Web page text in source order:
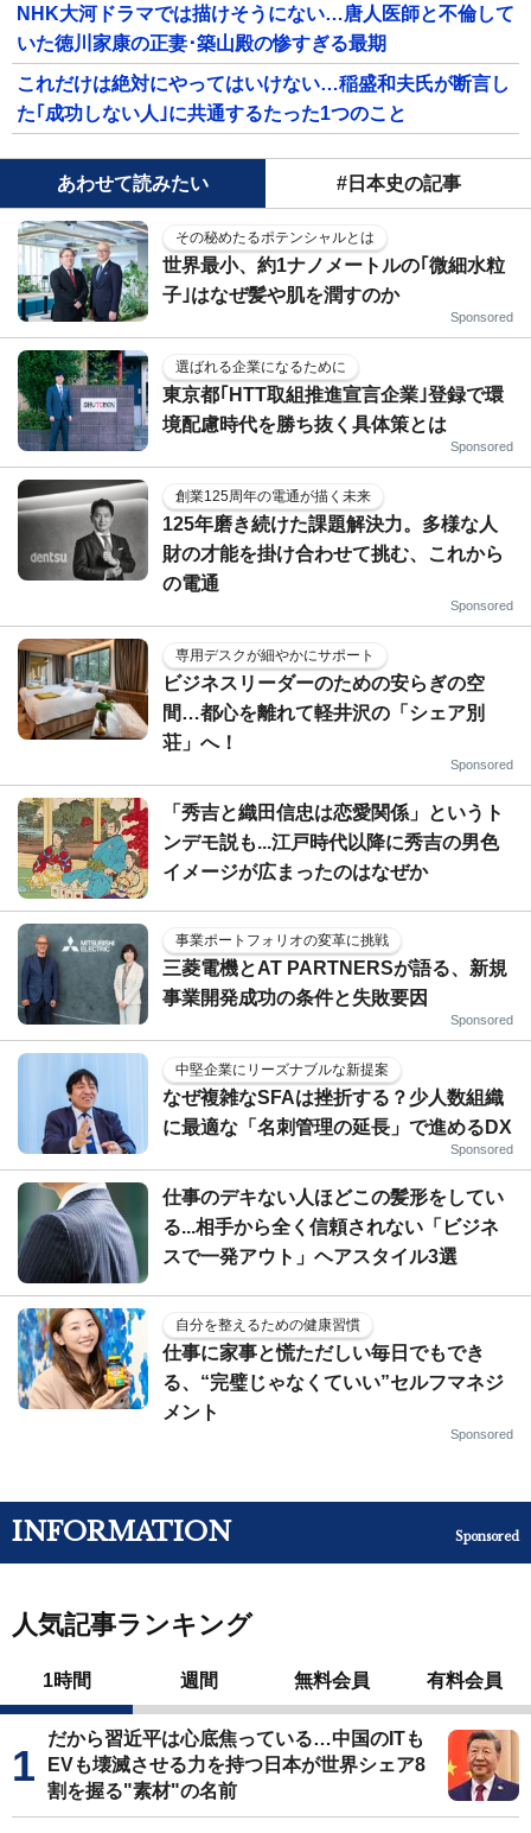
NHK大河ドラマでは描けそうにない…唐人医師と不倫して
いた徳川家康の正妻･築山殿の惨すぎる最期
これだけは絶対にやってはいけない…稲盛和夫氏が断言し
た｢成功しない人｣に共通するたった1つのこと
あわせて読みたい #日本史の記事
その秘めたるポテンシャルとは
世界最小、約1ナノメートルの｢微細水粒
子｣はなぜ髪や肌を潤すのか
Sponsored
選ばれる企業になるために
東京都｢HTT取組推進宣言企業｣登録で環
境配慮時代を勝ち抜く具体策とは
Sponsored
創業125周年の電通が描く未来
125年磨き続けた課題解決力。多様な人
財の才能を掛け合わせて挑む、これから
の電通
Sponsored
専用デスクが細やかにサポート
ビジネスリーダーのための安らぎの空
間…都心を離れて軽井沢の「シェア別
荘」へ！
Sponsored
「秀吉と織田信忠は恋愛関係」というト
ンデモ説も...江戸時代以降に秀吉の男色
イメージが広まったのはなぜか
事業ポートフォリオの変革に挑戦
三菱電機とAT PARTNERSが語る、新規
事業開発成功の条件と失敗要因
Sponsored
中堅企業にリーズナブルな新提案
なぜ複雑なSFAは挫折する？少人数組織
に最適な「名刺管理の延長」で進めるDX
Sponsored
仕事のデキない人ほどこの髪形をしてい
る...相手から全く信頼されない「ビジネ
スで一発アウト」ヘアスタイル3選
自分を整えるための健康習慣
仕事に家事と慌ただしい毎日でもでき
る、“完璧じゃなくていい”セルフマネジ
メント
Sponsored
INFORMATION Sponsored
人気記事ランキング
1時間 週間 無料会員 有料会員
だから習近平は心底焦っている…中国のITも
EVも壊滅させる力を持つ日本が世界シェア8
割を握る"素材"の名前